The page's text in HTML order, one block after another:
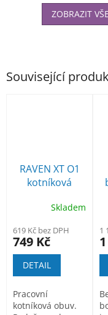
Související
RAVEN XT O1
kotníková
Skladem
619 Kč bez DPH
749 Kč
DETAIL
Pracovní
kotníková obuv.
1
ZOBRAZIT